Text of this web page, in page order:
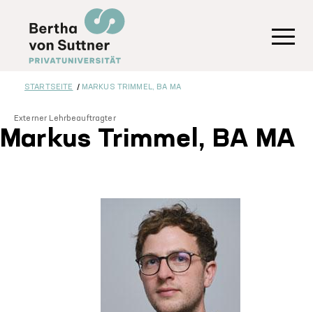
Inhalt
STARTSEITE MARKUS TRIMMEL, BA MA
Externer Lehrbeauftragter
Markus Trimmel, BA MA